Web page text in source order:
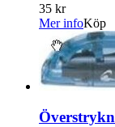
35 kr
Mer infoKöp